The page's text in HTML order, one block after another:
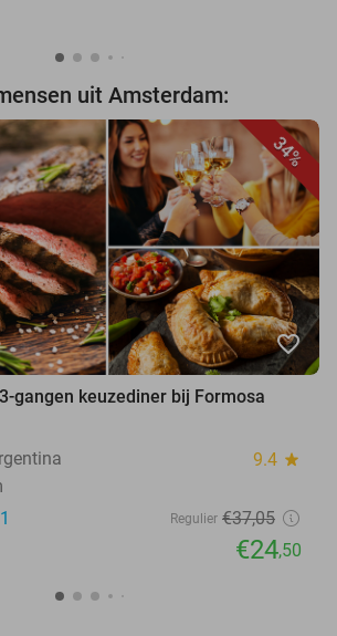
uit Amsterdam:
34%
favorite_border
gangen keuzediner bij Formosa
9.4 star
Regulier €37,05
€24,50